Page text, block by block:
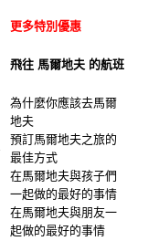
更多特別優惠
飛往 馬爾地夫 的航班
為什麼你應該去馬爾
地夫
預訂馬爾地夫之旅的
最佳方式
在馬爾地夫與孩子們
一起做的最好的事情
在馬爾地夫與朋友一
起做的最好的事情